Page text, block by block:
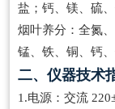
盐；钙、镁、硫
烟叶养分：全氮
锰、铁、铜、钙、
二、仪器技术
1.电源：交流